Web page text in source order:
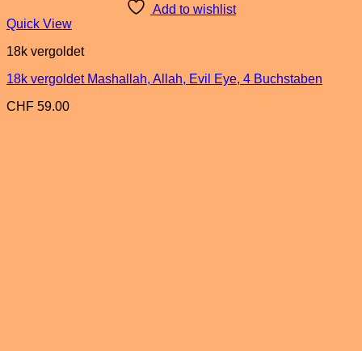
Add to wishlist
Quick View
18k vergoldet
18k vergoldet Mashallah, Allah, Evil Eye, 4 Buchstaben
CHF 59.00